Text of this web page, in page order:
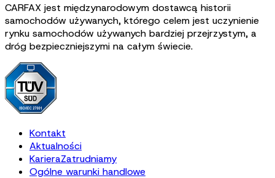
CARFAX jest międzynarodowym dostawcą historii
samochodów używanych, którego celem jest uczynienie
rynku samochodów używanych bardziej przejrzystym, a
dróg bezpieczniejszymi na całym świecie.
Kontakt
Aktualności
KarieraZatrudniamy
Ogólne warunki handlowe